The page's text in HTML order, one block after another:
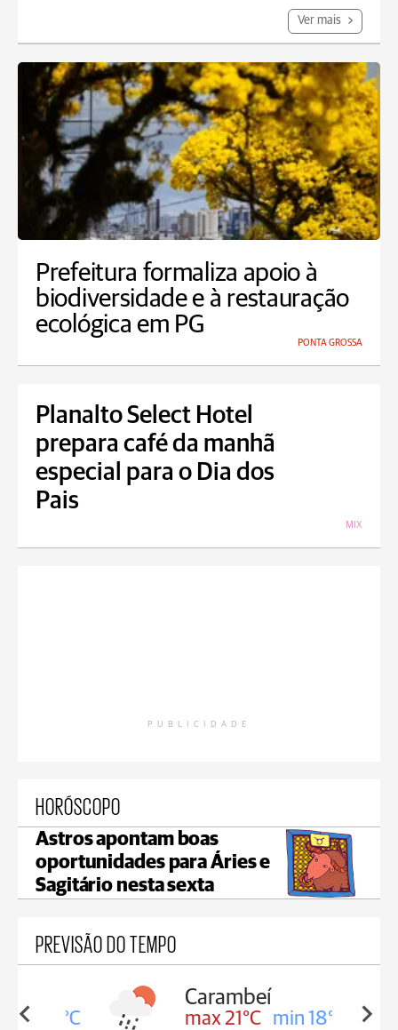
Ver mais
Prefeitura formaliza apoio à
biodiversidade e à restauração
ecológica em PG
PONTA GROSSA
Planalto Select Hotel
prepara café da manhã
especial para o Dia dos
Pais
MIX
PUBLICIDADE
HORÓSCOPO
Astros apontam boas
oportunidades para Áries e
Sagitário nesta sexta
PREVISÃO DO TEMPO
18°C
Carambeí
max 21°C min 18°C